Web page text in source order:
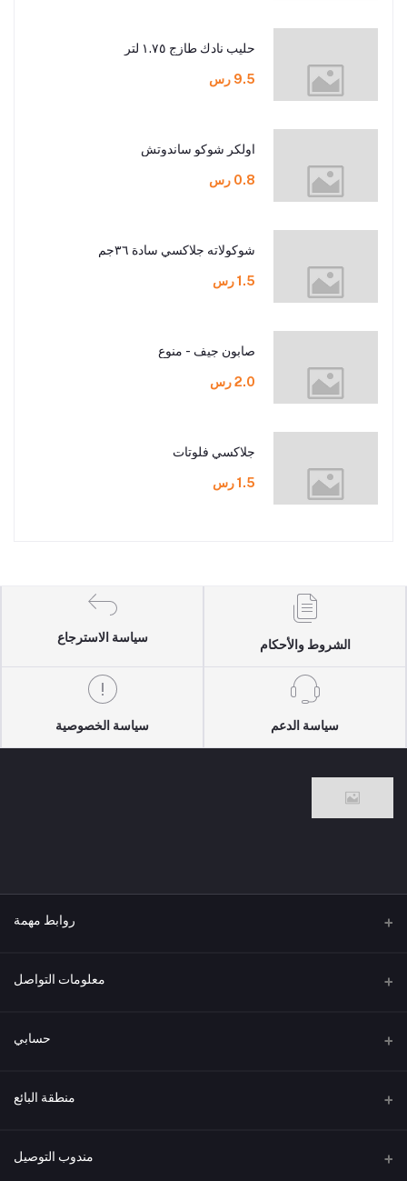
حليب نادك طازج ١.٧٥ لتر
9.5 رس
اولكر شوكو ساندوتش
0.8 رس
شوكولاته جلاكسي سادة ٣٦جم
1.5 رس
صابون جيف - منوع
2.0 رس
جلاكسي فلوتات
1.5 رس
الشروط والأحكام
سياسة الاسترجاع
سياسة الدعم سياسة الخصوصية
روابط مهمة
من نحن معلومات التواصل
العنوان حسابي
تسجيل الدخول
قائمة الرغبات
منطقة البائع
كن بائعًا مندوب التوصيل